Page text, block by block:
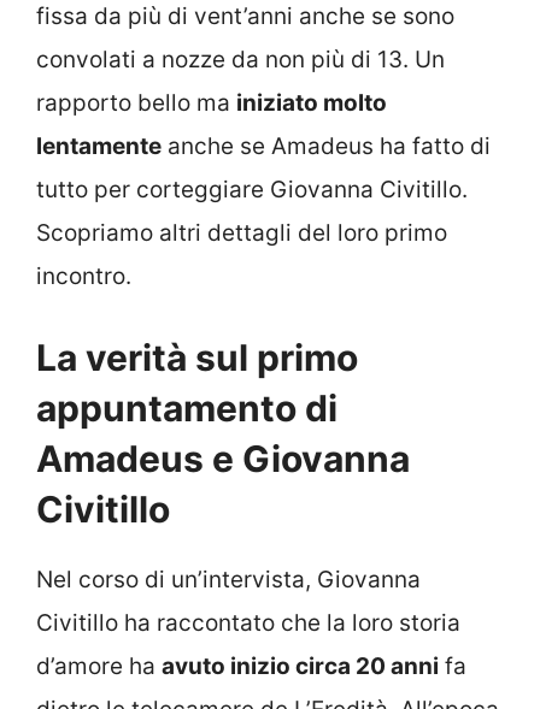
fissa da più di vent’anni anche se sono
convolati a nozze da non più di 13. Un
rapporto bello ma iniziato molto
lentamente anche se Amadeus ha fatto di
tutto per corteggiare Giovanna Civitillo.
Scopriamo altri dettagli del loro primo
incontro.
La verità sul primo
appuntamento di
Amadeus e Giovanna
Civitillo
Nel corso di un’intervista, Giovanna
Civitillo ha raccontato che la loro storia
d’amore ha avuto inizio circa 20 anni fa